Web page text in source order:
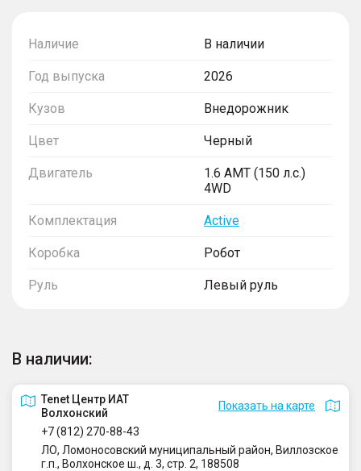
Наличие В наличии
Год выпуска 2026
Кузов Внедорожник
Цвет Черный
Двигатель
1.6 AMT (150 л.с.)
4WD
Комплектация Active
Коробка Робот
Руль Левый руль
В наличии:
Tenet Центр ИАТ
Волхонский
Показать на карте
+7 (812) 270-88-43
ЛО, Ломоносовский муниципальный район, Виллозское
г.п., Волхонское ш., д. 3, стр. 2, 188508